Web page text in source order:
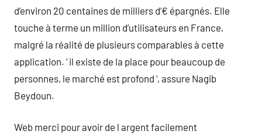
d’environ 20 centaines de milliers d’€ épargnés. Elle
touche à terme un million d’utilisateurs en France,
malgré la réalité de plusieurs comparables à cette
application. ‘ il existe de la place pour beaucoup de
personnes, le marché est profond ‘, assure Nagib
Beydoun.
Web merci pour avoir de l argent facilement